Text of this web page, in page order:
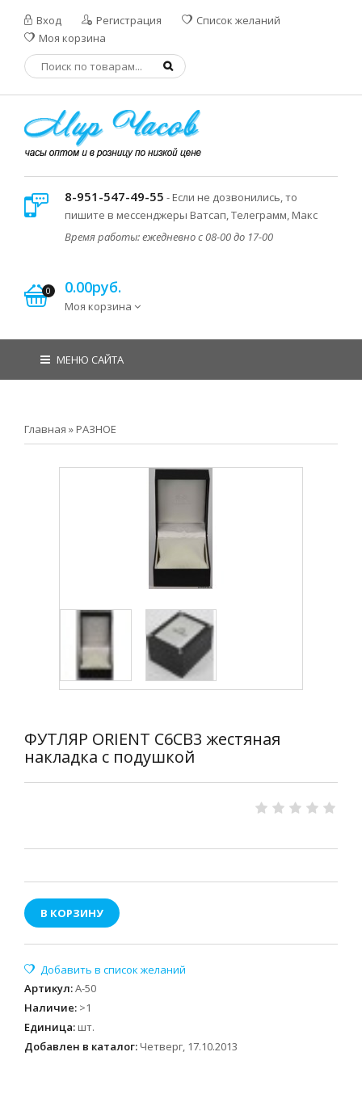
Вход Регистрация
Список желаний
Моя корзина
8-951-547-49-55 - Если не дозвонились, то
пишите в мессенджеры Ватсап, Телеграмм, Макс
Время работы: ежедневно с 08-00 до 17-00
0 0.00руб.
Моя корзина
МЕНЮ САЙТА
Главная » РАЗНОЕ
ФУТЛЯР ORIENT C6CB3 жестяная
накладка с подушкой
В КОРЗИНУ
Артикул:А-50
Наличие: >1
Единица: шт.
Добавлен в каталог: Четверг, 17.10.2013